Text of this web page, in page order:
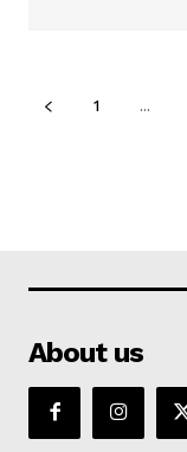
1 ...
About us